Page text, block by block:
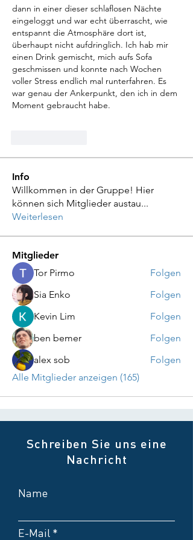
dann in einer dieser schlaflosen Nächte
eingeloggt und war echt überrascht, wie
entspannt die Atmosphäre dort ist,
überhaupt nicht aufdringlich. Ich hab mir
einen Drink gemischt, mich aufs Sofa
geschmissen und konnte nach Wochen
voller Stress endlich mal runterfahren. Es
war genau der Ankerpunkt, den ich in dem
Moment gebraucht habe.
Info
Willkommen in der Gruppe! Hier
können sich Mitglieder austau...
Weiterlesen
Mitglieder
Tor Pirmo
Folgen
Sia Enko
Folgen
Kevin Lim
Folgen
ben bemer
Folgen
alex sob
Folgen
Alle Mitglieder anzeigen (165)
Schreiben Sie uns eine
Nachricht
Name
E-Mail